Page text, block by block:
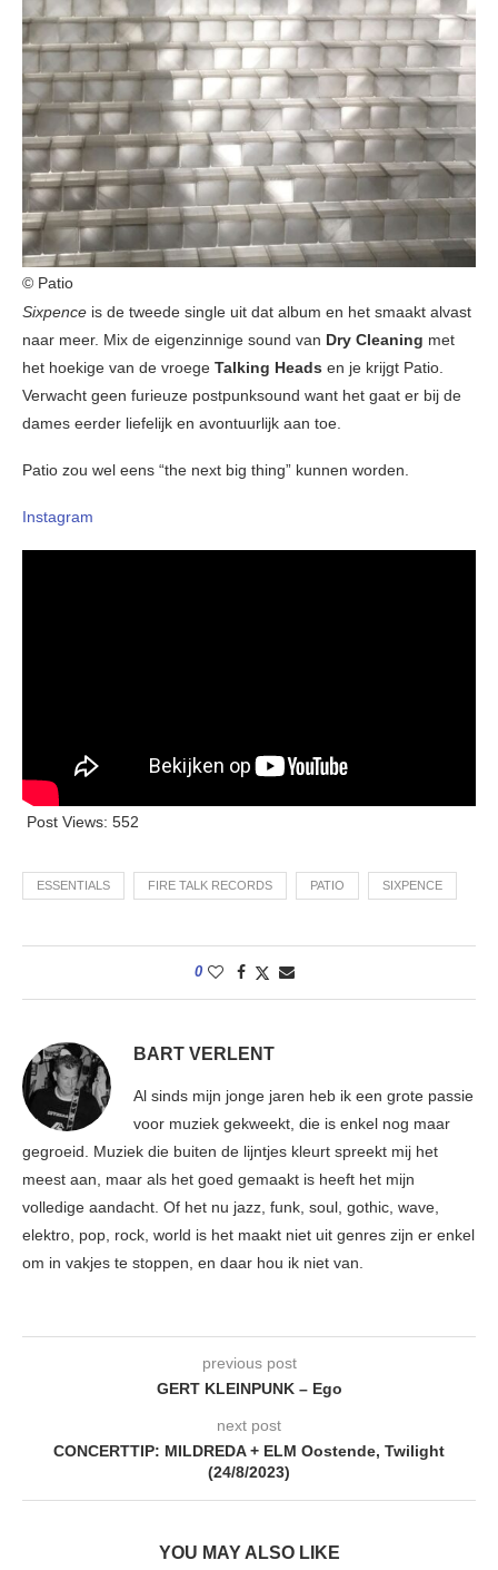
© Patio
Sixpence is de tweede single uit dat album en het smaakt alvast
naar meer. Mix de eigenzinnige sound van Dry Cleaning met
het hoekige van de vroege Talking Heads en je krijgt Patio.
Verwacht geen furieuze postpunksound want het gaat er bij de
dames eerder liefelijk en avontuurlijk aan toe.
Patio zou wel eens “the next big thing” kunnen worden.
Instagram
Post Views: 552
ESSENTIALS FIRE TALK RECORDS PATIO SIXPENCE
0
BART VERLENT
Al sinds mijn jonge jaren heb ik een grote passie
voor muziek gekweekt, die is enkel nog maar
gegroeid. Muziek die buiten de lijntjes kleurt spreekt mij het
meest aan, maar als het goed gemaakt is heeft het mijn
volledige aandacht. Of het nu jazz, funk, soul, gothic, wave,
elektro, pop, rock, world is het maakt niet uit genres zijn er enkel
om in vakjes te stoppen, en daar hou ik niet van.
previous post
GERT KLEINPUNK – Ego
next post
CONCERTTIP: MILDREDA + ELM Oostende, Twilight
(24/8/2023)
YOU MAY ALSO LIKE